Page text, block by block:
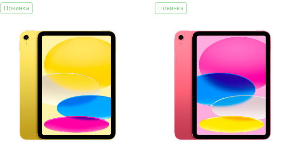
Новинка Новинка